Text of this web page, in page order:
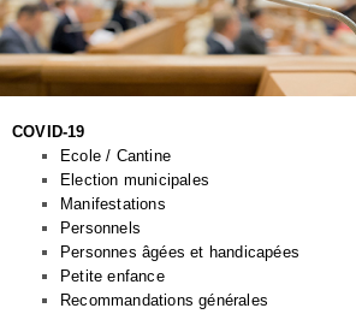
COVID-19
Ecole / Cantine
Election municipales
Manifestations
Personnels
Personnes âgées et handicapées
Petite enfance
Recommandations générales